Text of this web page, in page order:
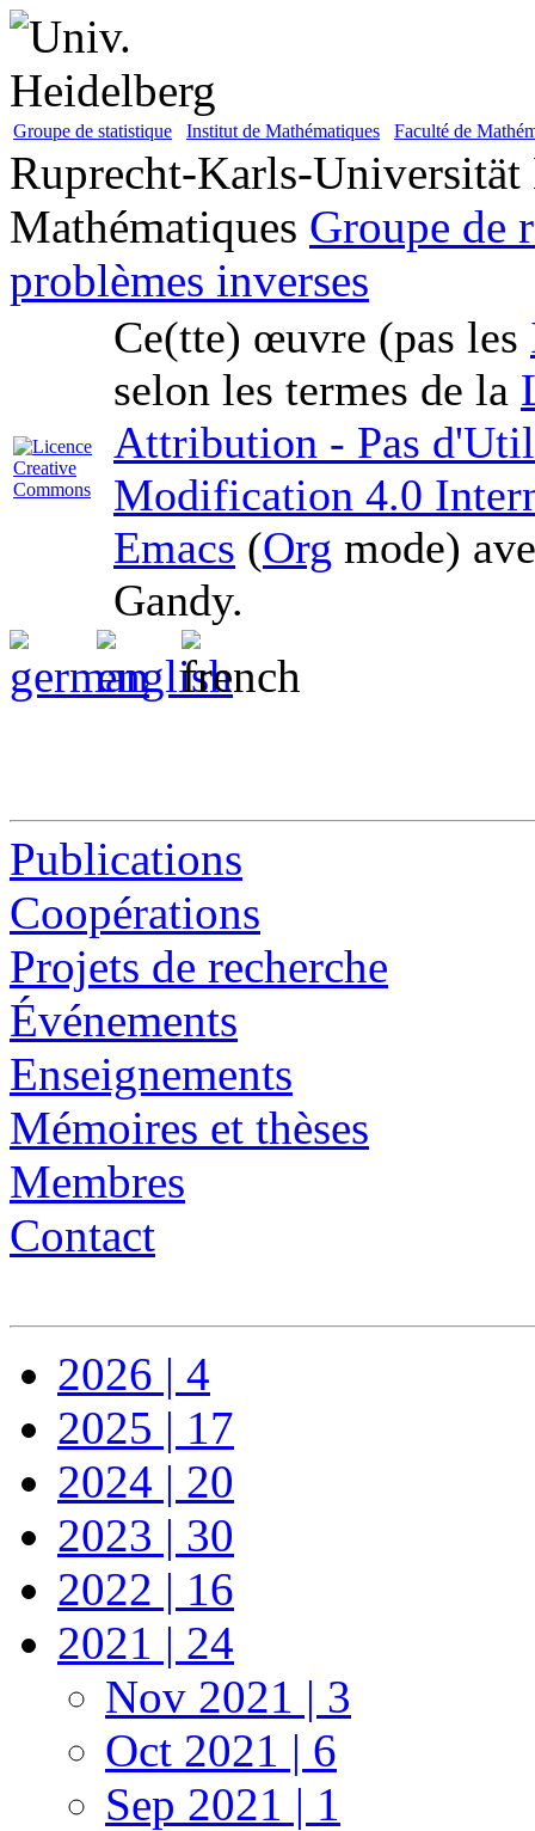
Groupe de statistique Institut de Mathématiques Faculté de
Ruprecht-Karls-Universität
Mathématiques Groupe de
problèmes inverses
Ce(tte) œuvre (pas les
selon les termes de la
Attribution - Pas
Modification 4.0
Emacs (Org mode)
Gandy.
Publications
Coopérations
Projets de recherche
Événements
Enseignements
Mémoires et thèses
Membres
Contact
2026 | 4
2025 | 17
2024 | 20
2023 | 30
2022 | 16
2021 | 24
Nov 2021 | 3
Oct 2021 | 6
Sep 2021 | 1